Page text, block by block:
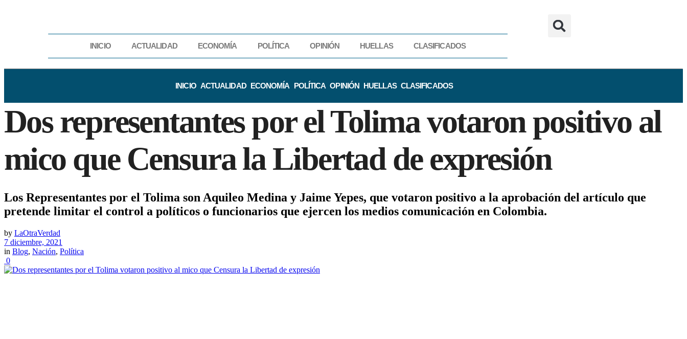
INICIO ACTUALIDAD ECONOMÍA POLÍTICA OPINIÓN HUELLAS CLASIFICADOS
INICIO ACTUALIDAD ECONOMÍA POLÍTICA OPINIÓN HUELLAS CLASIFICADOS
Dos representantes por el Tolima votaron positivo al
mico que Censura la Libertad de expresión
Los Representantes por el Tolima son Aquileo Medina y Jaime Yepes, que votaron positivo a la aprobación del artículo que
pretende limitar el control a políticos o funcionarios que ejercen los medios comunicación en Colombia.
by LaOtraVerdad
7 diciembre, 2021
in Blog, Nación, Política
0